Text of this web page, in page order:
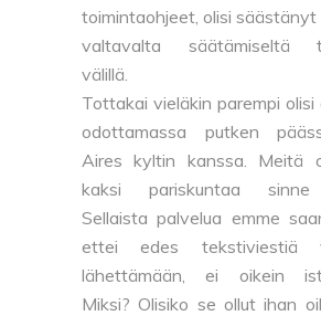
toimintaohjeet, olisi säästänyt
valtavalta säätämiseltä
välillä.
Tottakai vieläkin parempi olisi
odottamassa putken
Aires kyltin kanssa. Meitä
kaksi pariskuntaa sinne
Sellaista palvelua emme
ettei edes tekstiviestiä
lähettämään, ei oikein
Miksi? Olisiko se ollut ihan